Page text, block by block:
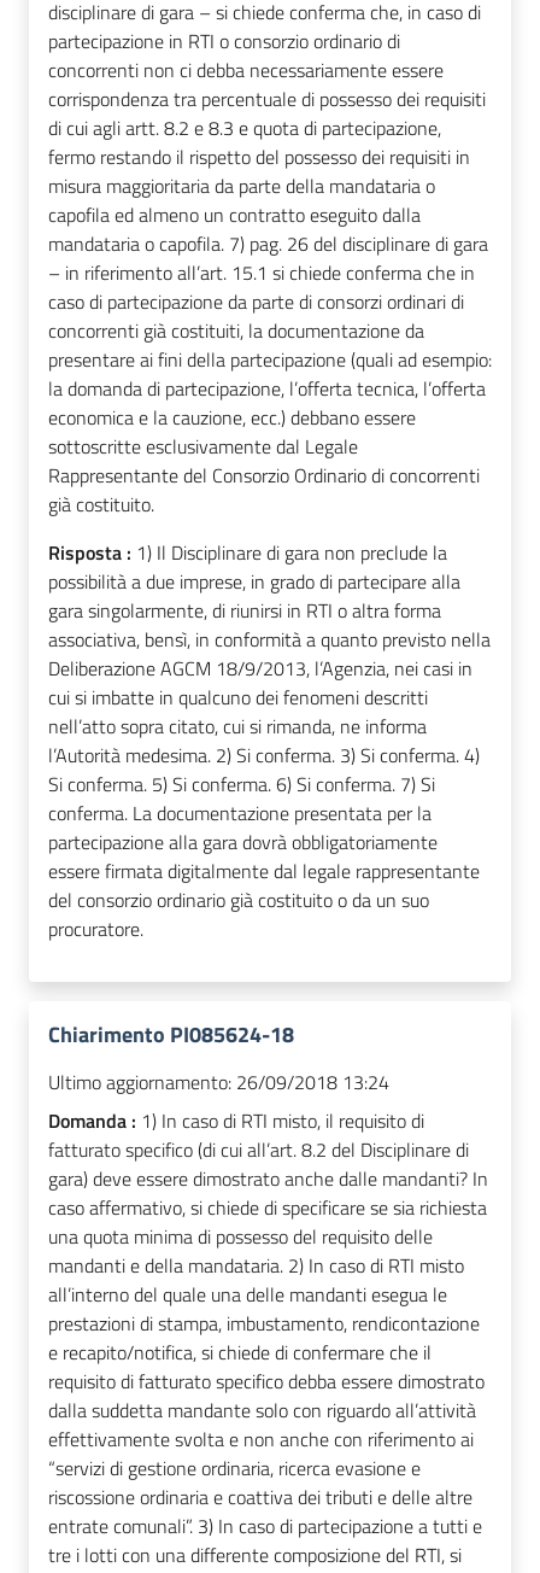
disciplinare di gara – si chiede conferma che, in caso di
partecipazione in RTI o consorzio ordinario di
concorrenti non ci debba necessariamente essere
corrispondenza tra percentuale di possesso dei requisiti
di cui agli artt. 8.2 e 8.3 e quota di partecipazione,
fermo restando il rispetto del possesso dei requisiti in
misura maggioritaria da parte della mandataria o
capofila ed almeno un contratto eseguito dalla
mandataria o capofila. 7) pag. 26 del disciplinare di gara
– in riferimento all’art. 15.1 si chiede conferma che in
caso di partecipazione da parte di consorzi ordinari di
concorrenti già costituiti, la documentazione da
presentare ai fini della partecipazione (quali ad esempio:
la domanda di partecipazione, l’offerta tecnica, l’offerta
economica e la cauzione, ecc.) debbano essere
sottoscritte esclusivamente dal Legale
Rappresentante del Consorzio Ordinario di concorrenti
già costituito.
Risposta : 1) Il Disciplinare di gara non preclude la
possibilità a due imprese, in grado di partecipare alla
gara singolarmente, di riunirsi in RTI o altra forma
associativa, bensì, in conformità a quanto previsto nella
Deliberazione AGCM 18/9/2013, l’Agenzia, nei casi in
cui si imbatte in qualcuno dei fenomeni descritti
nell’atto sopra citato, cui si rimanda, ne informa
l’Autorità medesima. 2) Si conferma. 3) Si conferma. 4)
Si conferma. 5) Si conferma. 6) Si conferma. 7) Si
conferma. La documentazione presentata per la
partecipazione alla gara dovrà obbligatoriamente
essere firmata digitalmente dal legale rappresentante
del consorzio ordinario già costituito o da un suo
procuratore.
Chiarimento PI085624-18
Ultimo aggiornamento: 26/09/2018 13:24
Domanda : 1) In caso di RTI misto, il requisito di
fatturato specifico (di cui all’art. 8.2 del Disciplinare di
gara) deve essere dimostrato anche dalle mandanti? In
caso affermativo, si chiede di specificare se sia richiesta
una quota minima di possesso del requisito delle
mandanti e della mandataria. 2) In caso di RTI misto
all’interno del quale una delle mandanti esegua le
prestazioni di stampa, imbustamento, rendicontazione
e recapito/notifica, si chiede di confermare che il
requisito di fatturato specifico debba essere dimostrato
dalla suddetta mandante solo con riguardo all’attività
effettivamente svolta e non anche con riferimento ai
“servizi di gestione ordinaria, ricerca evasione e
riscossione ordinaria e coattiva dei tributi e delle altre
entrate comunali”. 3) In caso di partecipazione a tutti e
tre i lotti con una differente composizione del RTI, si